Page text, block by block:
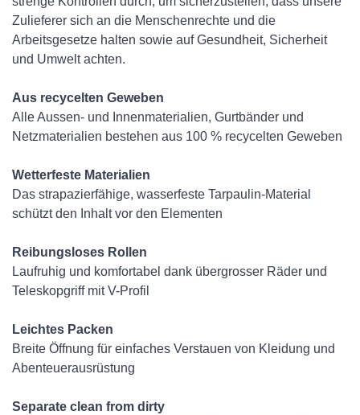
Zulieferer sich an die Menschenrechte und die
Arbeitsgesetze halten sowie auf Gesundheit, Sicherheit
und Umwelt achten.
Aus recycelten Geweben
Alle Aussen- und Innenmaterialien, Gurtbänder und
Netzmaterialien bestehen aus 100 % recycelten Geweben
Wetterfeste Materialien
Das strapazierfähige, wasserfeste Tarpaulin-Material
schützt den Inhalt vor den Elementen
Reibungsloses Rollen
Laufruhig und komfortabel dank übergrosser Räder und
Teleskopgriff mit V-Profil
Leichtes Packen
Breite Öffnung für einfaches Verstauen von Kleidung und
Abenteuerausrüstung
Separate clean from dirty